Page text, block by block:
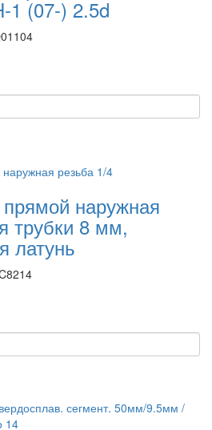
1 (07-) 2.5d
наружная
трубки 8 мм,
латунь